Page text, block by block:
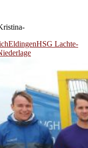
EldingenHSG Lachte-